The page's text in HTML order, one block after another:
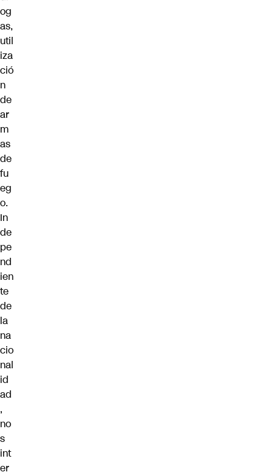
og
as,
util
iza
ció
n
de
ar
m
as
de
fu
eg
o.
In
de
pe
nd
ien
te
de
la
na
cio
nal
id
ad
,
no
s
int
er